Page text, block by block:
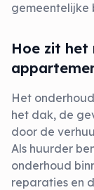
gemeentelijke
Hoe zit het
Het
het dak, de
door de
Als huurder
onderhoud
reparaties en